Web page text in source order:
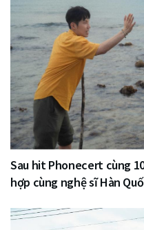
Sau hit Phonecert cùng
hợp cùng nghệ sĩ Hàn